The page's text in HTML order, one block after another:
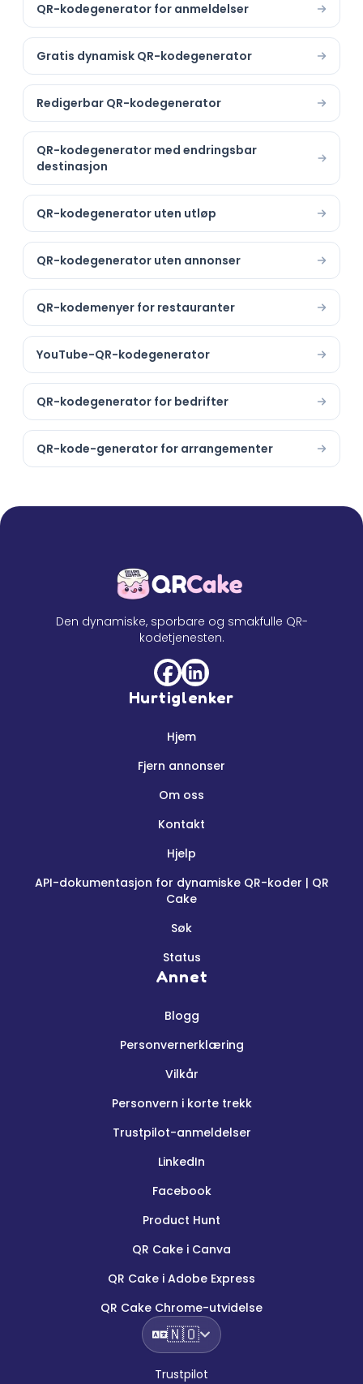
QR-kodegenerator for anmeldelser
Gratis dynamisk QR-kodegenerator
Redigerbar QR-kodegenerator
QR-kodegenerator med endringsbar
destinasjon
QR-kodegenerator uten utløp
QR-kodegenerator uten annonser
QR-kodemenyer for restauranter
YouTube-QR-kodegenerator
QR-kodegenerator for bedrifter
QR-kode-generator for arrangementer
Den dynamiske, sporbare og smakfulle QR-
kodetjenesten.
Hurtiglenker
Hjem
Fjern annonser
Om oss
Kontakt
Hjelp
API-dokumentasjon for dynamiske QR-koder | QR
Cake
Søk
Status
Annet
Blogg
Personvernerklæring
Vilkår
Personvern i korte trekk
Trustpilot-anmeldelser
LinkedIn
Facebook
Product Hunt
QR Cake i Canva
QR Cake i Adobe Express
QR Cake Chrome-utvidelse
🇳🇴
Trustpilot